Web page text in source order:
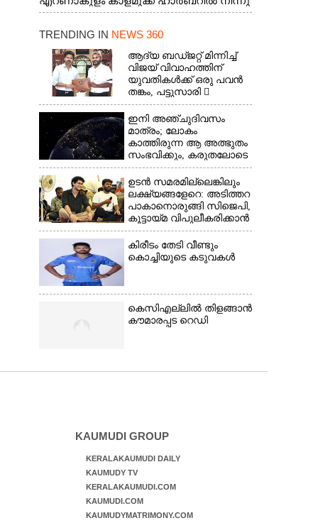
ള്ള കാഴ്ച
TRENDING IN NEWS 360
ആദ്യ ബഡ്ജറ്റ് മിന്നിച്ച്
വിജയ് വിവാഹത്തിന്
യുവതികൾക്ക് ഒരു പവൻ
തങ്കം, പട്ടുസാരി 
നവജാതശിശുക്കൾക്ക്
സ്വർണമോതിരം 
വിദ്യാർത്ഥികൾക്ക്
സൈക്കിൾ
ഇനി അഞ്ചുദിവസം
മാത്രം; ലോകം
കാത്തിരുന്ന ആ അത്ഭുതം
സംഭവിക്കും, കരുതലോടെ
വിദഗ്ധർ
ഉടൻ സമരമില്ലെങ്കിലും
ലക്ഷ്യങ്ങളേറെ: അടിത്തറ
പാകാനൊരുങ്ങി സിജെപി,​
കൂട്ടായ്മ വിപുലീകരിക്കാൻ
ക്യാമ്പയിൻ
കിരീ‌ടം തേടി വീണ്ടും
കൊച്ചിയുടെ കടുവകൾ
കെസിഎല്ലിൽ തിളങ്ങാൻ
കൗമാരപ്പട റെഡി
KAUMUDI GROUP
KERALAKAUMUDI DAILY
KAUMUDY TV
KERALAKAUMUDI.COM
KAUMUDI.COM
KAUMUDYMATRIMONY.COM